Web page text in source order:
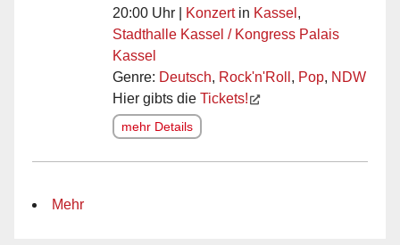
20:00 Uhr | Konzertin Kassel ,
Stadthalle Kassel / Kongress Palais
Kassel
Genre: Deutsch, Rock'n'Roll , Pop, NDW
Hier gibts die Tickets!
mehr Details
Mehr